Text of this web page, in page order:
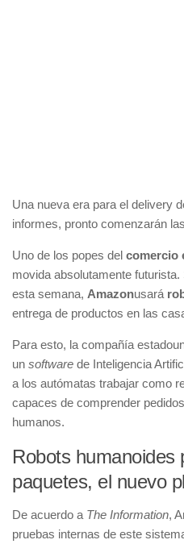
Una nueva era para el delivery
informes, pronto comenzarán
Uno de los popes del comercio
movida absolutamente
esta semana, Amazonusará
entrega de productos en las
Para esto, la compañía
un software de Inteligencia
a los autómatas trabajar como
capaces de comprender
humanos.
Robots humanoides
paquetes, el nuevo
De acuerdo a The Information,
pruebas internas de este